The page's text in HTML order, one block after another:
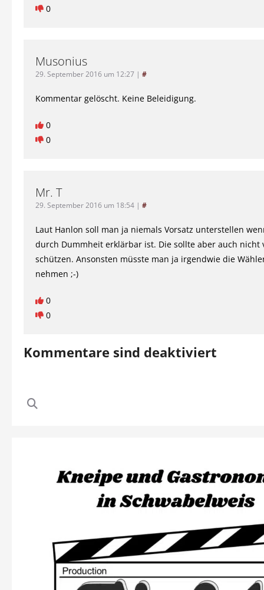
0
Musonius
29. September 2016 um 12:27 | #
Kommentar gelöscht. Keine Beleidigung.
0
0
Mr. T
29. September 2016 um 18:54 | #
Laut Hanlon soll man ja niemals Vorsatz unterstellen
durch Dummheit erklärbar ist. Die sollte aber auch nicht
schützen. Ansonsten müsste man ja irgendwie die
nehmen ;-)
0
0
Kommentare sind deaktiviert